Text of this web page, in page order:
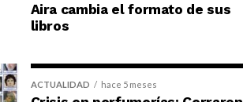
Aira cambia el formato de sus
libros
ACTUALIDAD hace 5 meses